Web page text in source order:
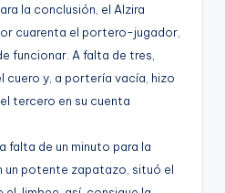
la conclusión, el Alzira
cuarenta el portero-jugador,
funcionar. A falta de tres,
cuero y, a portería vacía, hizo
tercero en su cuenta
falta de un minuto para la
un potente zapatazo, situó el